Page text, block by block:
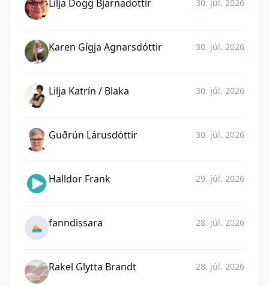
Lilja Dogg Bjarnadottir 30. júl. 2026
Karen Gígja Agnarsdóttir 30. júl. 2026
Lilja Katrín / Blaka 30. júl. 2026
Guðrún Lárusdóttir 30. júl. 2026
Halldor Frank 29. júl. 2026
🏊 fanndissara 28. júl. 2026
Rakel Glytta Brandt 28. júl. 2026